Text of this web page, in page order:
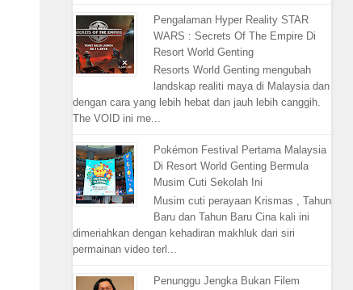
Pengalaman Hyper Reality STAR
WARS : Secrets Of The Empire Di
Resort World Genting
Resorts World Genting mengubah
landskap realiti maya di Malaysia dan
dengan cara yang lebih hebat dan jauh lebih canggih.
The VOID ini me...
Pokémon Festival Pertama Malaysia
Di Resort World Genting Bermula
Musim Cuti Sekolah Ini
Musim cuti perayaan Krismas , Tahun
Baru dan Tahun Baru Cina kali ini
dimeriahkan dengan kehadiran makhluk dari siri
permainan video terl...
Penunggu Jengka Bukan Filem